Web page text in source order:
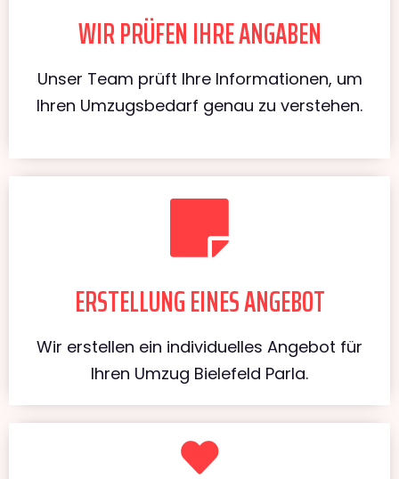
WIR PRÜFEN IHRE ANGABEN
Unser Team prüft Ihre Informationen, um
Ihren Umzugsbedarf genau zu verstehen.
ERSTELLUNG EINES ANGEBOT
Wir erstellen ein individuelles Angebot für
Ihren Umzug Bielefeld Parla.